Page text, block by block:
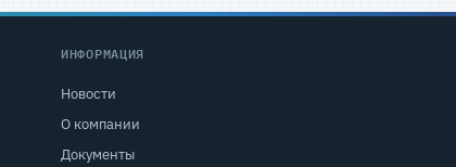
ИНФОРМАЦИЯ
Новости
О компании
Документы